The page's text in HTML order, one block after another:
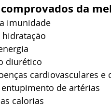
da
imunidade
diurético
cardiovasculares e
de artérias
calorias